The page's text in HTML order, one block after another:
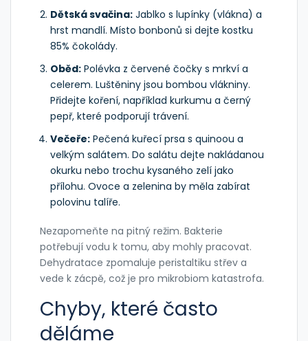
Dětská svačina: Jablko s lupínky (vlákna) a
hrst mandlí. Místo bonbonů si dejte kostku
85% čokolády.
Oběd: Polévka z červené čočky s mrkví a
celerem. Luštěniny jsou bombou vlákniny.
Přidejte koření, například kurkumu a černý
pepř, které podporují trávení.
Večeře: Pečená kuřecí prsa s quinoou a
velkým salátem. Do salátu dejte nakládanou
okurku nebo trochu kysaného zelí jako
přílohu. Ovoce a zelenina by měla zabírat
polovinu talíře.
Nezapomeňte na pitný režim. Bakterie
potřebují vodu k tomu, aby mohly pracovat.
Dehydratace zpomaluje peristaltiku střev a
vede k zácpě, což je pro mikrobiom katastrofa.
Chyby, které často
děláme